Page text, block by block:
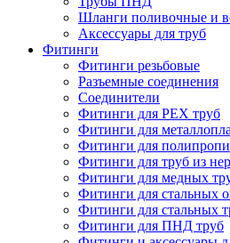
Шланги поливочные и
Аксессуары для труб
Фитинги
Фитинги резьбовые
Разъемные соединения
Соединители
Фитинги для PEX труб
Фитинги для
Фитинги для
Фитинги для труб из
Фитинги для медных
Фитинги для стальных
Фитинги для стальных
Фитинги для ПНД труб